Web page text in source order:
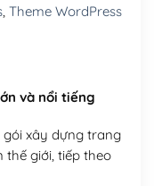
, Theme WordPress
và nổi tiếng
gói xây dựng trang
giới, tiếp theo